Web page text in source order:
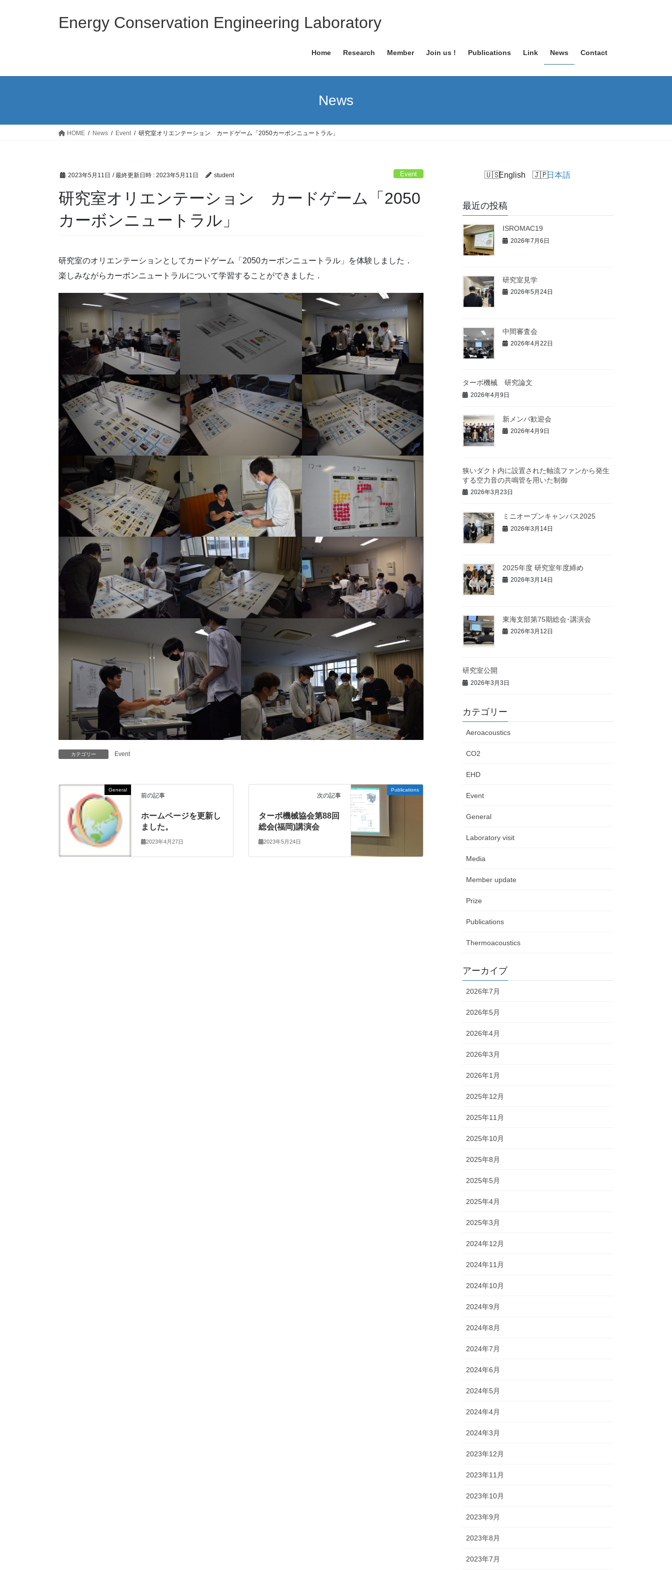
ス
ン
Energy Conservation Engineering Laboratory
Home Research Member Join us ! Publications Link News Contact
News
HOME News Event 研究室オリエンテーション カードゲーム「2050カーボンニュートラル」
2023年5月11日 / 最終更新日時 : 2023年5月11日 student Event
研究室オリエンテーション カードゲーム「2050
カーボンニュートラル」
研究室のオリエンテーションとしてカードゲーム「2050カーボンニュートラル」を体験しました．
楽しみながらカーボンニュートラルについて学習することができました．
カテゴリー Event
General
前の記事
ホームページを更新し
ました。
2023年4月27日
Publications
次の記事
ターボ機械協会第88回
総会(福岡)講演会
2023年5月24日
English 日本語
最近の投稿
ISROMAC19
2026年7月6日
研究室見学
2026年5月24日
中間審査会
2026年4月22日
ターボ機械 研究論文
2026年4月9日
新メンバ歓迎会
2026年4月9日
狭いダクト内に設置された軸流ファンから発生
する空力音の共鳴管を用いた制御
2026年3月23日
ミニオープンキャンパス2025
2026年3月14日
2025年度 研究室年度締め
2026年3月14日
東海支部第75期総会･講演会
2026年3月12日
研究室公開
2026年3月3日
カテゴリー
Aeroacoustics
CO2
EHD
Event
General
Laboratory visit
Media
Member update
Prize
Publications
Thermoacoustics
アーカイブ
2026年7月
2026年5月
2026年4月
2026年3月
2026年1月
2025年12月
2025年11月
2025年10月
2025年8月
2025年5月
2025年4月
2025年3月
2024年12月
2024年11月
2024年10月
2024年9月
2024年8月
2024年7月
2024年6月
2024年5月
2024年4月
2024年3月
2023年12月
2023年11月
2023年10月
2023年9月
2023年8月
2023年7月